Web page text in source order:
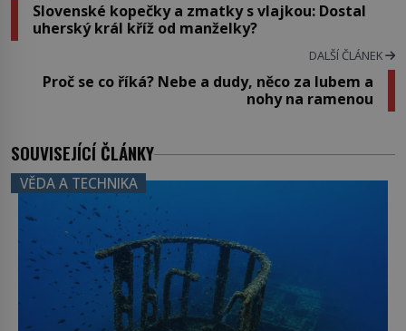
Slovenské kopečky a zmatky s vlajkou: Dostal
uherský král kříž od manželky?
DALŠÍ ČLÁNEK
Proč se co říká? Nebe a dudy, něco za lubem a
nohy na ramenou
SOUVISEJÍCÍ ČLÁNKY
VĚDA A TECHNIKA